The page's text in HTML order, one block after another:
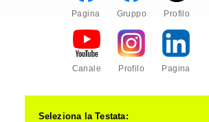
Pagina Gruppo Profilo
Canale Profilo Pagina
Seleziona la Testata: